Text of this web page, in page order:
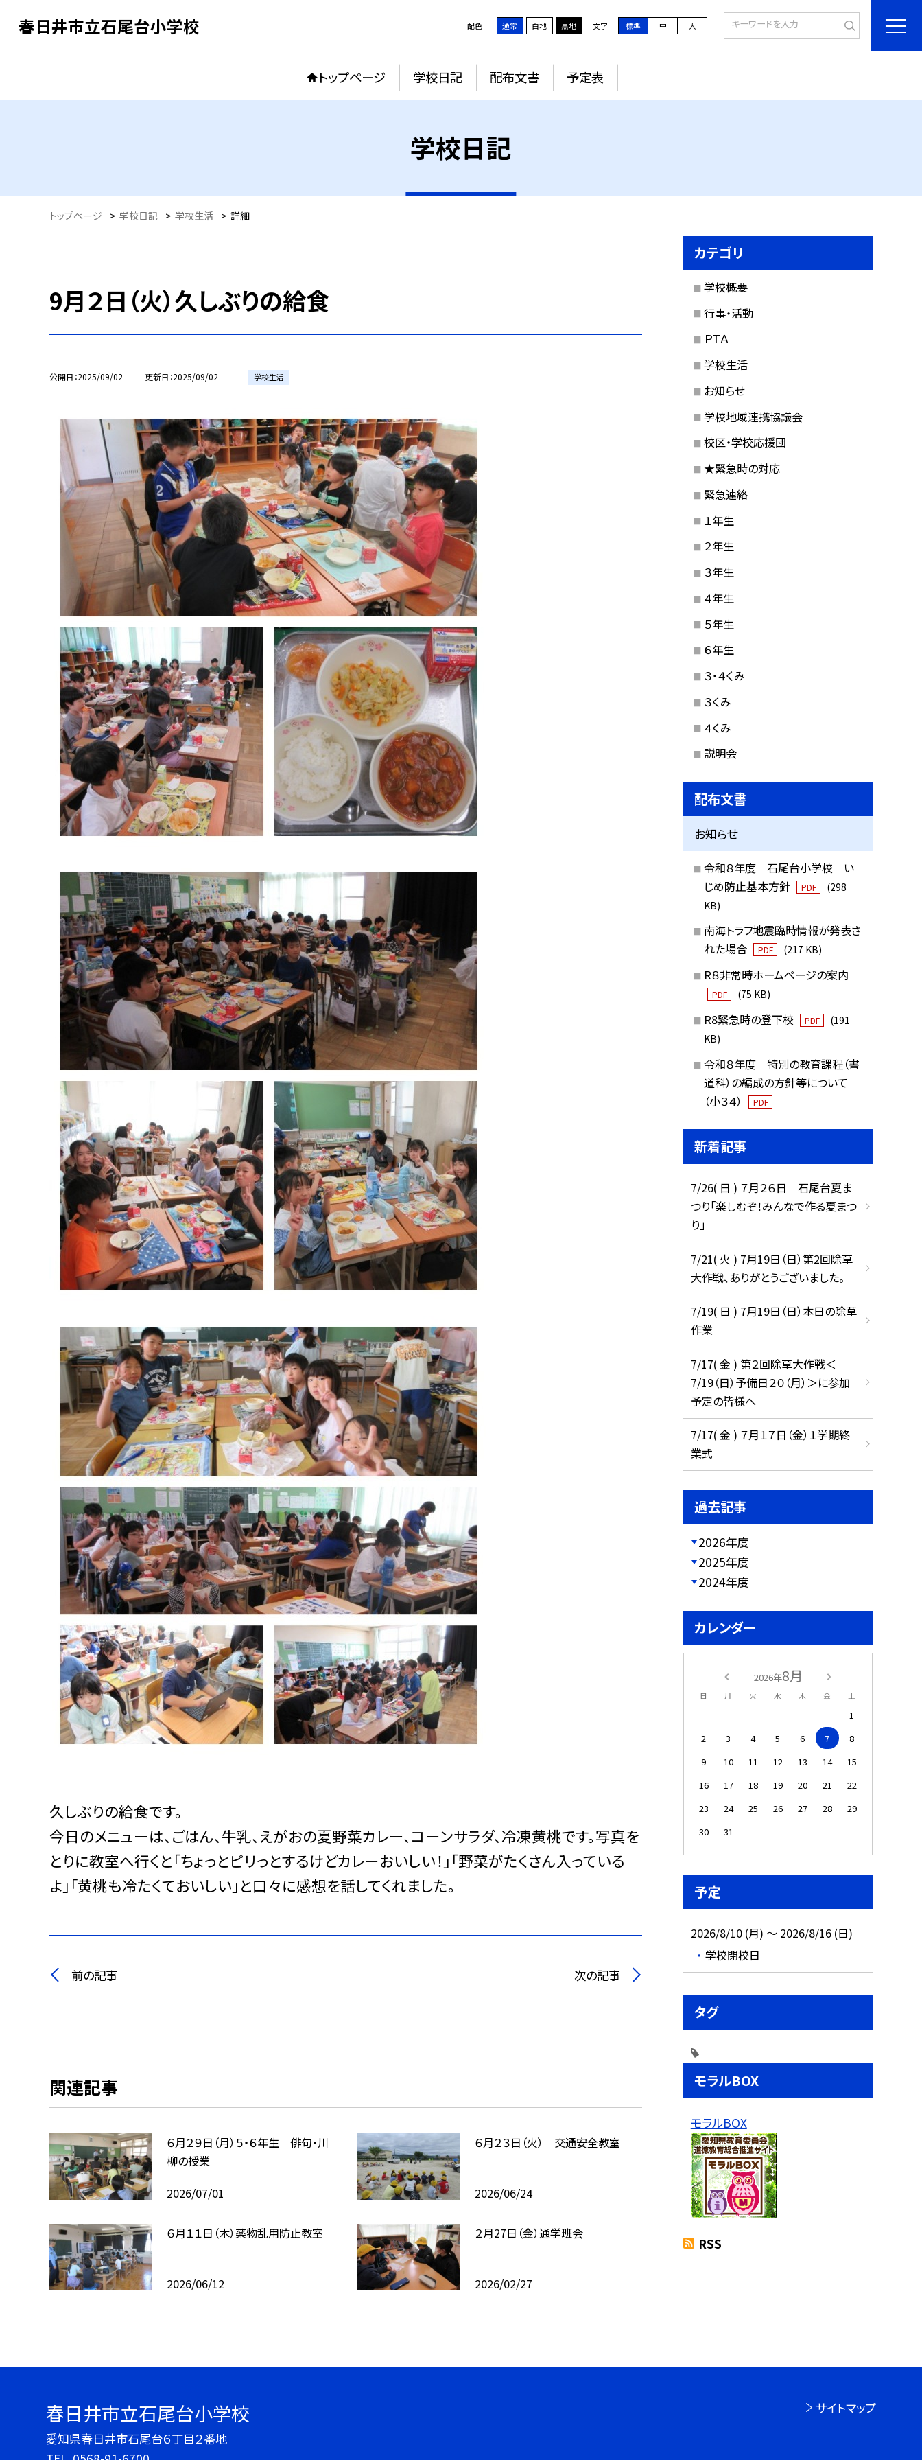
春日井市立石尾台小学校 配色 通常 白地 黒地 文字 標準 中 大
トップページ 学校日記 配布文書 予定表
学校日記
トップページ > 学校日記 > 学校生活 > 詳細
9月２日（火）久しぶりの給食
公開日 2025/09/02 更新日 2025/09/02 学校生活
久しぶりの給食です。
今日のメニューは、ごはん、牛乳、えがおの夏野菜カレー、コーンサラダ、冷凍黄桃です。写真を
とりに教室へ行くと「ちょっとピリっとするけどカレーおいしい！」「野菜がたくさん入っている
よ」「黄桃も冷たくておいしい」と口々に感想を話してくれました。
前の記事 次の記事
関連記事
６月２９日（月）５・６年生 俳句・川
柳の授業
2026/07/01
６月２３日（火） 交通安全教室
2026/06/24
６月１１日（木）薬物乱用防止教室
2026/06/12
２月27日（金）通学班会
2026/02/27
カテゴリ
学校概要
行事・活動
ＰＴＡ
学校生活
お知らせ
学校地域連携協議会
校区・学校応援団
★緊急時の対応
緊急連絡
１年生
２年生
３年生
４年生
５年生
６年生
３・４くみ
３くみ
４くみ
説明会
配布文書
お知らせ
令和８年度 石尾台小学校 い
じめ防止基本方針
PDF
(298
KB)
南海トラフ地震臨時情報が発表さ
れた場合
PDF (217 KB)
R８非常時ホームページの案内
PDF (75 KB)
R8緊急時の登下校 PDF
(191
KB)
令和８年度 特別の教育課程（書
道科）の編成の方針等について
（小３４）
PDF
新着記事
7/26( 日 ) ７月２６日 石尾台夏ま
つり「楽しむぞ！みんなで作る夏まつ
り」
7/21( 火 ) 7月19日（日）第2回除草
大作戦、ありがとうございました。
7/19( 日 ) 7月19日（日）本日の除草
作業
7/17( 金 ) 第２回除草大作戦＜
7/19（日）予備日２０（月）＞に参加
予定の皆様へ
7/17( 金 ) ７月１７日（金）１学期終
業式
過去記事
2026年度
2025年度
2024年度
カレンダー
2026年8月
日 月 火 水 木 金 土
1
2
3 4 5 6 7
8
9
10 11 12 13 14
15
16
17 18 19 20 21
22
23
24 25 26 27 28
29
30
31
予定
2026/8/10 (月) ～ 2026/8/16 (日)
学校閉校日
タグ
モラルBOX
モラルBOX
RSS
春日井市立石尾台小学校
愛知県春日井市石尾台６丁目２番地
サイトマップ